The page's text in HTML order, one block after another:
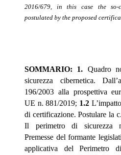
2016/679, in this case the so-
postulated by the proposed
SOMMARIO: 1. Quadro
sicurezza cibernetica.
196/2003 alla prospettiva
UE n. 881/2019; 1.2
di certificazione. Postulare la
Il perimetro di sicurezza
Premesse del formante
applicativa del Perimetro